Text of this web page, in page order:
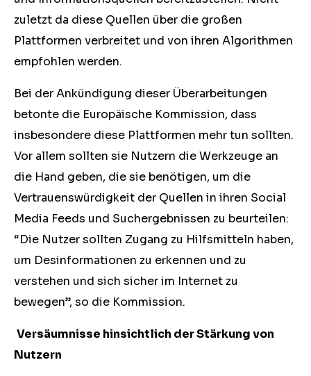
zuletzt da diese Quellen über die großen
Plattformen verbreitet und von ihren Algorithmen
empfohlen werden.
Bei der Ankündigung dieser Überarbeitungen
betonte die Europäische Kommission, dass
insbesondere diese Plattformen mehr tun sollten.
Vor allem sollten sie Nutzern die Werkzeuge an
die Hand geben, die sie benötigen, um die
Vertrauenswürdigkeit der Quellen in ihren Social
Media Feeds und Suchergebnissen zu beurteilen:
“Die Nutzer sollten Zugang zu Hilfsmitteln haben,
um Desinformationen zu erkennen und zu
verstehen und sich sicher im Internet zu
bewegen”, so die Kommission.
Versäumnisse hinsichtlich der Stärkung von
Nutzern